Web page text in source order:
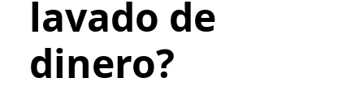
lavado de
dinero?